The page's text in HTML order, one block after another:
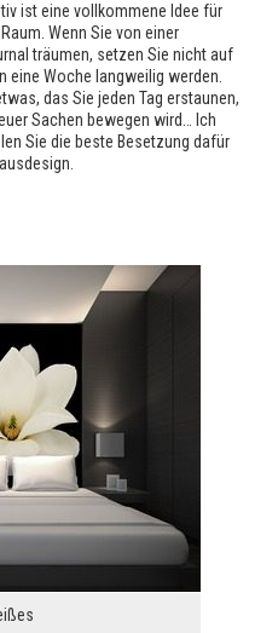
ist eine vollkommene Idee für
Wenn Sie von einer
träumen, setzen Sie nicht auf
eine Woche langweilig werden.
das Sie jeden Tag erstaunen,
Sachen bewegen wird… Ich
Sie die beste Besetzung dafür